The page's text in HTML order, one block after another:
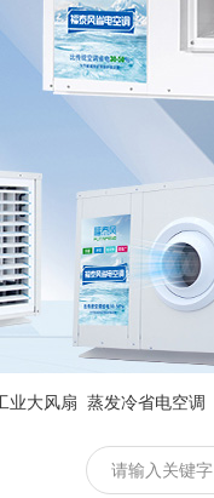
业大风扇 蒸发冷省电空调